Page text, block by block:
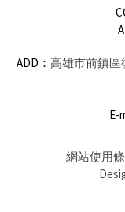
ADD： 高雄市前鎮區
E-
網站使用